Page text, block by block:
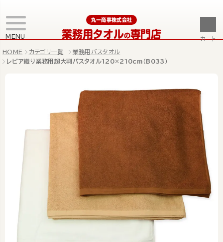
MENU
丸一商事株式会社
業務用タオルの専門店 カート
HOME カテゴリ一覧
業務用バスタオル
レピア織り業務用超大判バスタオル120×210cm（B033）